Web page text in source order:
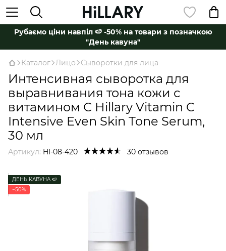
Рубаємо ціни навпіл 🍉 -50% на товари з позначкою
"День кавуна"
Каталог Лицо Сыворотки для лица
Интенсивная сыворотка для
выравнивания тона кожи с
витамином С Hillary Vitamin C
Intensive Even Skin Tone Serum,
30 мл
Артикул: HI-08-420 30 отзывов
ДЕНЬ КАВУНА 🍉
−50%